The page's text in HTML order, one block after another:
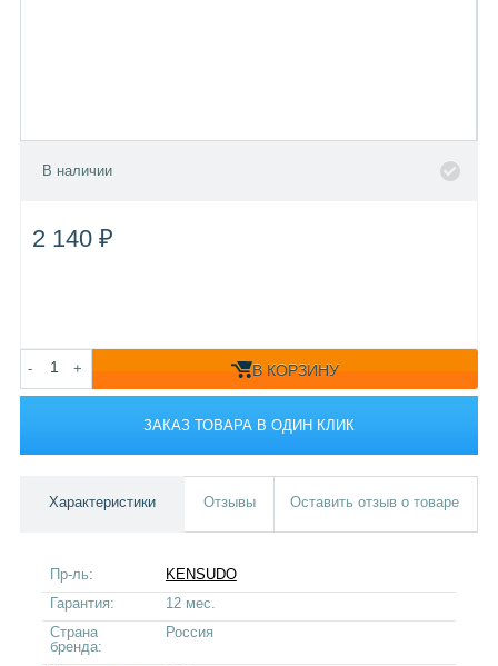
В наличии
2 140 ₽
- + В КОРЗИНУ
ЗАКАЗ ТОВАРА В ОДИН КЛИК
Характеристики Отзывы Оставить отзыв о товаре
Пр-ль:
KENSUDO
Гарантия:
12 мес.
Страна
бренда:
Россия